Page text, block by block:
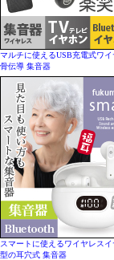
マルチに使えるUSB充電式ワイ
骨伝導 集音器
スマートに使えるワイヤレスイ
型の耳穴式 集音器